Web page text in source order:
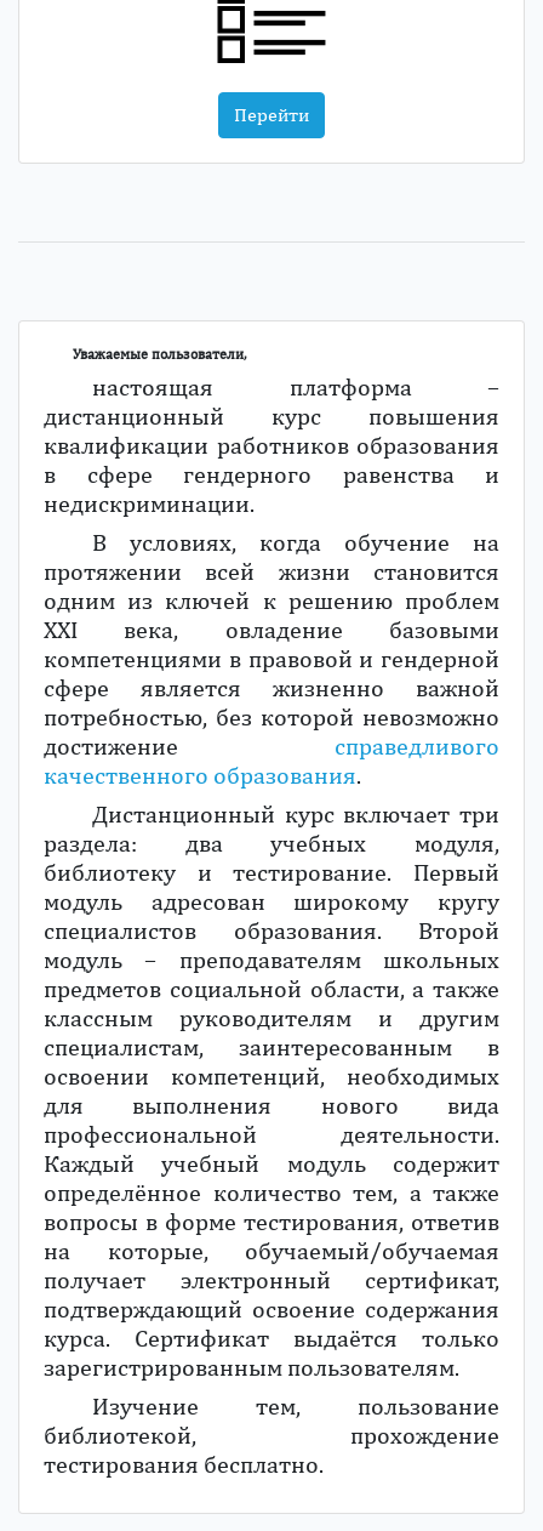
Перейти
Уважаемые пользователи,
настоящая платформа –
дистанционный курс повышения
квалификации работников образования
в сфере гендерного равенства и
недискриминации.
В условиях, когда обучение на
протяжении всей жизни становится
одним из ключей к решению проблем
XXI века, овладение базовыми
компетенциями в правовой и гендерной
сфере является жизненно важной
потребностью, без которой невозможно
достижение справедливого
качественного образования.
Дистанционный курс включает три
раздела: два учебных модуля,
библиотеку и тестирование. Первый
модуль адресован широкому кругу
специалистов образования. Второй
модуль – преподавателям школьных
предметов социальной области, а также
классным руководителям и другим
специалистам, заинтересованным в
освоении компетенций, необходимых
для выполнения нового вида
профессиональной деятельности.
Каждый учебный модуль содержит
определённое количество тем, а также
вопросы в форме тестирования, ответив
на которые, обучаемый/обучаемая
получает электронный сертификат,
подтверждающий освоение содержания
курса. Сертификат выдаётся только
зарегистрированным пользователям.
Изучение тем, пользование
библиотекой, прохождение
тестирования бесплатно.